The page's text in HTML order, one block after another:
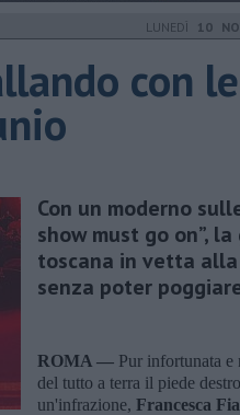
LUNEDÌ 10
con
Con un moderno
show must go on”,
toscana in vetta
senza poter
ROMA — Pur infortunata e
del tutto a terra il piede
un'infrazione, Francesca